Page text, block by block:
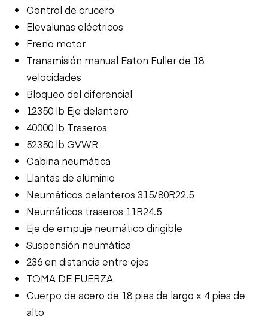
Control de crucero
Elevalunas eléctricos
Freno motor
Transmisión manual Eaton Fuller de 18
velocidades
Bloqueo del diferencial
12350 lb Eje delantero
40000 lb Traseros
52350 lb GVWR
Cabina neumática
Llantas de aluminio
Neumáticos delanteros 315/80R22.5
Neumáticos traseros 11R24.5
Eje de empuje neumático dirigible
Suspensión neumática
236 en distancia entre ejes
TOMA DE FUERZA
Cuerpo de acero de 18 pies de largo x 4 pies de
alto